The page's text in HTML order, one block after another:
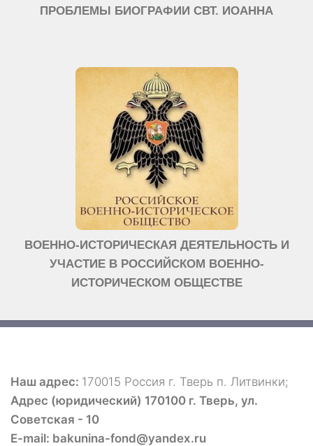
ПРОБЛЕМЫ БИОГРАФИИ СВТ. ИОАННА
ВОЕННО-ИСТОРИЧЕСКАЯ ДЕЯТЕЛЬНОСТЬ И
УЧАСТИЕ В РОССИЙСКОМ ВОЕННО-
ИСТОРИЧЕСКОМ ОБЩЕСТВЕ
Наш адрес: 170015 Россия г. Тверь п. Литвинки;
Адрес (юридический) 170100 г. Тверь, ул.
Советская - 10
E-mail: bakunina-fond@yandex.ru